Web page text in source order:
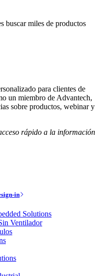
buscar miles de productos
para clientes de
un miembro de Advantech,
sobre productos, webinar y
rápido a la información
in
Solutions
Ventilador